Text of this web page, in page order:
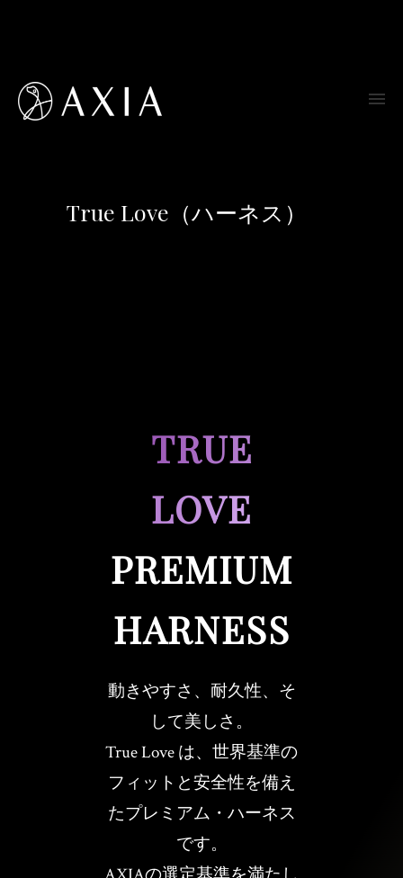
True Love（ハーネス）
TRUE
LOVE
PREMIUM
HARNESS
動きやすさ、耐久性、そ
して美しさ。
True Love は、世界基準の
フィットと安全性を備え
たプレミアム・ハーネス
です。